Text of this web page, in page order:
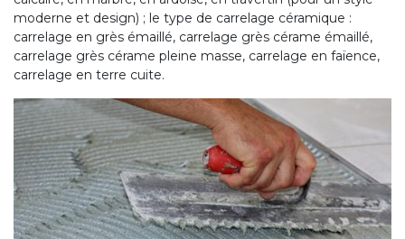
moderne et design) ; le type de carrelage céramique :
carrelage en grès émaillé, carrelage grès cérame émaillé,
carrelage grès cérame pleine masse, carrelage en faïence,
carrelage en terre cuite.